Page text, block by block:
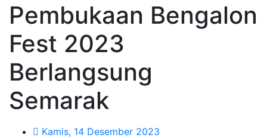
Pembukaan Bengalon
Fest 2023
Berlangsung
Semarak
Kamis, 14 Desember 2023